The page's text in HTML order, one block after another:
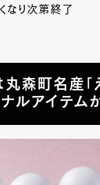
なり次第終了
森町名産「
ルアイテム